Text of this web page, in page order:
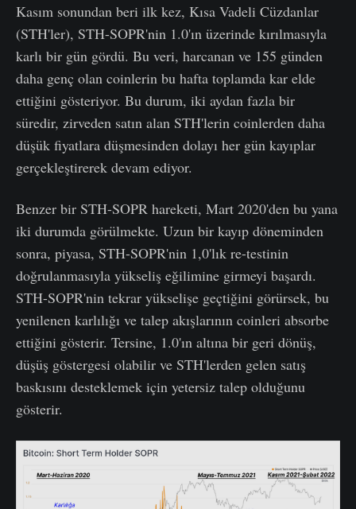
Kasım sonundan beri ilk kez, Kısa Vadeli Cüzdanlar
(STH'ler), STH-SOPR'nin 1.0'ın üzerinde kırılmasıyla
karlı bir gün gördü. Bu veri, harcanan ve 155 günden
daha genç olan coinlerin bu hafta toplamda kar elde
ettiğini gösteriyor. Bu durum, iki aydan fazla bir
süredir, zirveden satın alan STH'lerin coinlerden daha
düşük fiyatlara düşmesinden dolayı her gün kayıplar
gerçekleştirerek devam ediyor.
Benzer bir STH-SOPR hareketi, Mart 2020'den bu yana
iki durumda görülmekte. Uzun bir kayıp döneminden
sonra, piyasa, STH-SOPR'nin 1,0'lık re-testinin
doğrulanmasıyla yükseliş eğilimine girmeyi başardı.
STH-SOPR'nin tekrar yükselişe geçtiğini görürsek, bu
yenilenen karlılığı ve talep akışlarının coinleri absorbe
ettiğini gösterir. Tersine, 1.0'ın altına bir geri dönüş,
düşüş göstergesi olabilir ve STH'lerden gelen satış
baskısını desteklemek için yetersiz talep olduğunu
gösterir.